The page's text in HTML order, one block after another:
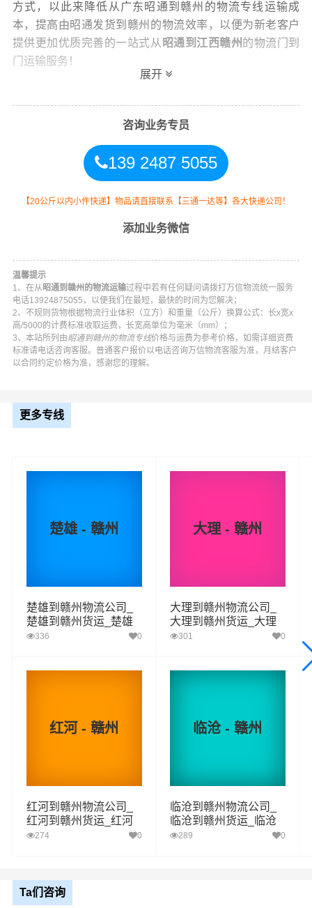
方式，以此来降低从广东昭通到赣州的物流专线运输成
本，提高由昭通发货到赣州的物流效率，以便为新老客户
提供更加优质完善的一站式从昭通到江西赣州 的物流门到
门运输服务！
万信昭通到赣州物流公司平台优势
万信在昭阳区,鲁甸县,巧家县,盐津县,大关县,永善县,绥江县,
镇雄县,彝良县,威信县,水富等地具有优势的物流网络资源，
远县,定南县,全南县,宁都县,于都县,兴国县,会昌县,寻乌县,
路特快运输，航空货运代理，仓储物流配送，产品物流，
项目物流，并提供上门取货，送货到门，货物打包，门到
门运输等物流相关增值服务，同时在行业内率先开通昭通
至赣州的物流专线运输业务，简化了货物操作流程，减少
了货物在途时间，提高了货物流通效率。公司秉承优质服
务的核心价值观，将一如既往地为更多的人和企业提供到
优质
电仪
电仪
电仪
昭通
昭阳区,鲁甸县,巧家县,盐津县,大关县,永善县,绥江
区域
县,安远县,定南县,全南县,宁都县,于都县,兴国县,会
昌县,寻乌县,石城县,瑞金,龙南
存储包装上楼等费用)仅作参考，准确报价请以万信物流官
门费用。
怎么计算专线运输费用？
货，根据货物性质确定单价。
展开
咨询业务专员
139 2487 5055
【20公斤以内小件快递】物品请直接联系【三通一达等】各大快递公司！
添加业务微信
温馨提示
1、在从昭通到赣州的物流运输过程中若有任何疑问请拨打万信物流统一服务
电话13924875055，以便我们在最短，最快的时间为您解决；
2、不规则货物根据物流行业体积（立方）和重量（公斤）换算公式：长x宽x
高/5000的计费标准收取运费，长宽高单位为毫米（mm）；
3、本站所列由昭通到赣州的物流专线价格与运费为参考价格，如需详细资费
标准请电话咨询客服。普通客户报价以电话咨询万信物流客服为准，月结客户
以合同约定价格为准，感谢您的理解。
更多专线
楚雄 - 赣州
楚雄到赣州物流公司_
楚雄到赣州货运_楚雄
至赣州物流专线
336 0
大理 - 赣州
大理到赣州物流公司_
大理到赣州货运_大理
至赣州物流专线
301 0
红河 - 赣州
红河到赣州物流公司_
红河到赣州货运_红河
至赣州物流专线
274 0
临沧 - 赣州
临沧到赣州物流公司_
临沧到赣州货运_临沧
至赣州物流专线
289 0
Ta们咨询